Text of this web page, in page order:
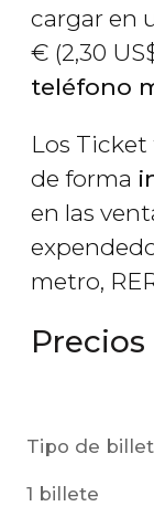
cargar en
€ (2,30
teléfono
Los
de forma
en las
metro,
Tipo de
1 billete